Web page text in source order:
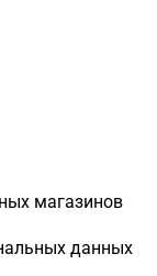
магазинов
данных